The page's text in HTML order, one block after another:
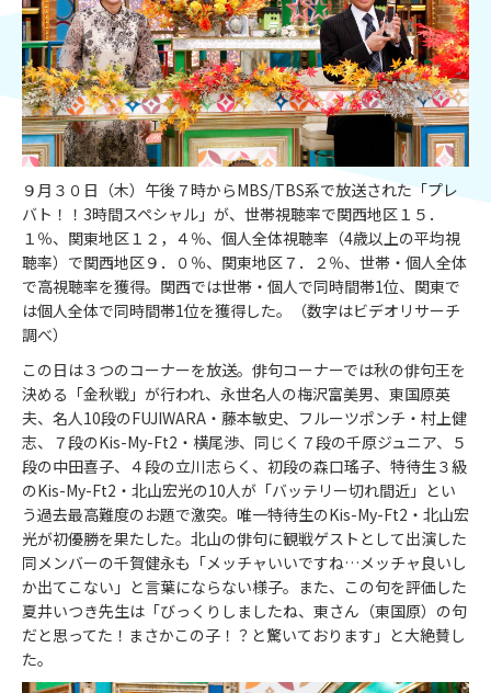
９月３０日（木）午後７時からMBS/TBS系で放送された「プレ
バト！！3時間スペシャル」が、世帯視聴率で関西地区１５．
１％、関東地区１２，４％、個人全体視聴率（4歳以上の平均視
聴率）で関西地区９．０％、関東地区７．２％、世帯・個人全体
で高視聴率を獲得。関西では世帯・個人で同時間帯1位、関東で
は個人全体で同時間帯1位を獲得した。（数字はビデオリサーチ
調べ）
この日は３つのコーナーを放送。俳句コーナーでは秋の俳句王を
決める「金秋戦」が行われ、永世名人の梅沢富美男、東国原英
夫、名人10段のFUJIWARA・藤本敏史、フルーツポンチ・村上健
志、７段のKis-My-Ft2・横尾渉、同じく７段の千原ジュニア、５
段の中田喜子、４段の立川志らく、初段の森口瑤子、特待生３級
のKis-My-Ft2・北山宏光の10人が「バッテリー切れ間近」とい
う過去最高難度のお題で激突。唯一特待生のKis-My-Ft2・北山宏
光が初優勝を果たした。北山の俳句に観戦ゲストとして出演した
同メンバーの千賀健永も「メッチャいいですね…メッチャ良いし
か出てこない」と言葉にならない様子。また、この句を評価した
夏井いつき先生は「びっくりしましたね、東さん（東国原）の句
だと思ってた！まさかこの子！？と驚いております」と大絶賛し
た。